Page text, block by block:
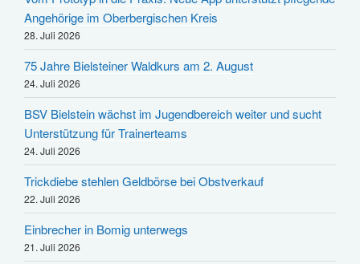
Angehörige im Oberbergischen Kreis
28. Juli 2026
75 Jahre Bielsteiner Waldkurs am 2. August
24. Juli 2026
BSV Bielstein wächst im Jugendbereich weiter und sucht
Unterstützung für Trainerteams
24. Juli 2026
Trickdiebe stehlen Geldbörse bei Obstverkauf
22. Juli 2026
Einbrecher in Bomig unterwegs
21. Juli 2026